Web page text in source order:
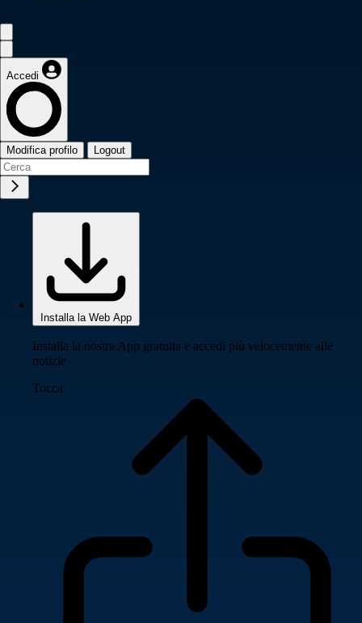
Accedi
Modifica profilo Logout
Installa la Web App
Installa la nostra App gratuita e accedi più velocemente alle
notizie
Tocca